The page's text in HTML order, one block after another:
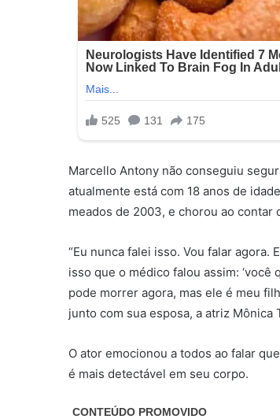
Marcello Antony não conseguiu
atualmente está com 18 anos de
meados de 2003, e chorou ao
“Eu nunca falei isso. Vou falar agora.
isso que o médico falou assim: ‘você
pode morrer agora, mas ele é meu
junto com sua esposa, a atriz Mônica
O ator emocionou a todos ao falar
é mais detectável em seu corpo.